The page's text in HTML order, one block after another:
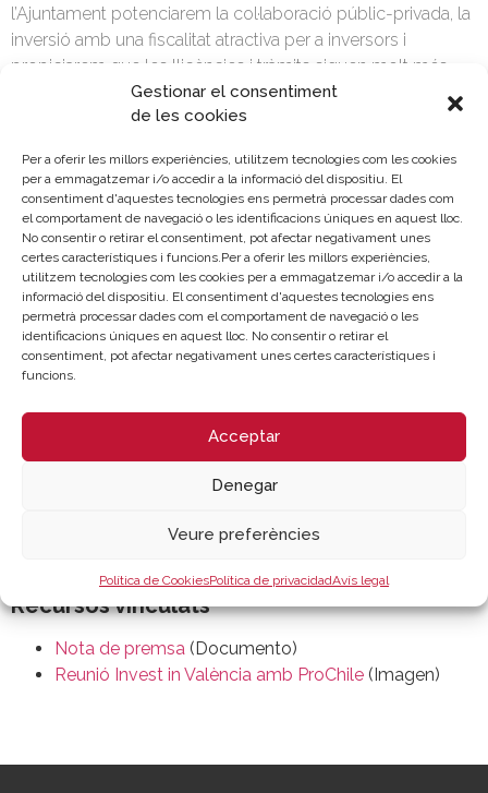
Gestionar el consentiment
de les cookies
Per a oferir les millors experiències, utilitzem tecnologies com les cookies
per a emmagatzemar i/o accedir a la informació del dispositiu. El
consentiment d'aquestes tecnologies ens permetrà processar dades com
el comportament de navegació o les identificacions úniques en aquest lloc.
No consentir o retirar el consentiment, pot afectar negativament unes
certes característiques i funcions.Per a oferir les millors experiències,
utilitzem tecnologies com les cookies per a emmagatzemar i/o accedir a la
informació del dispositiu. El consentiment d'aquestes tecnologies ens
permetrà processar dades com el comportament de navegació o les
identificacions úniques en aquest lloc. No consentir o retirar el
consentiment, pot afectar negativament unes certes característiques i
funcions.
Acceptar
Denegar
Veure preferències
Política de CookiesPolítica de privacidadAvís legal
l’Ajuntament potenciarem la col·laboració públic-privada, la
inversió amb una fiscalitat atractiva per a inversors i
propiciarem que les llicències i tràmits siguen molt més
àgils” ha apuntat la Regidor Paula Llobet, que alhora ha
animat als emprenedors xilens al fet que coneguen i
innovació de València.
La delegació també va poder explorar València com un
enclavament logístic privilegiat, visitant *Valenciaport i
*Opentop i obtenint informació essencial sobre innovació
portuària.
El programa va continuar ahir amb una sessió dedicada a
València com a ciutat d’innovació tecnològica, de la
mà de REDIT (Xarxa d’Instituts Tecnològics de la Comunitat
Valenciana) i el ITI (Institut Tecnològic d’Informàtica).
Finalment, el programa es va tancar a
Negocis Cambra València, on els participants van poder
intercanviar impressions sobre l’aprés.
Recursos vinculats
Nota de premsa (Documento)
Reunió Invest in València amb ProChile (Imagen)